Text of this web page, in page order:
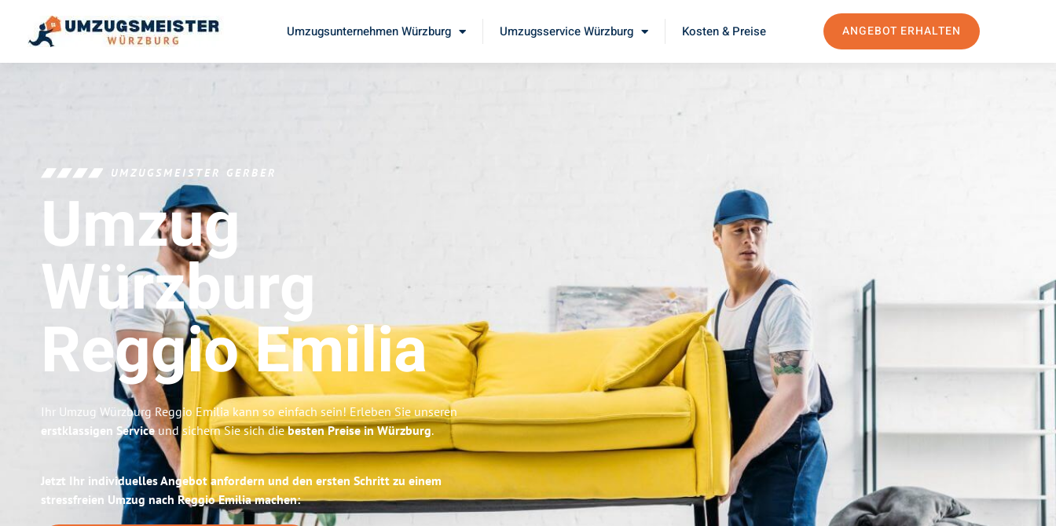
Umzugsunternehmen Würzburg Umzugsservice Würzburg Kosten & Preise ANGEBOT ERHALTEN
UMZUGSMEISTER GERBER
Umzug
Würzburg
Reggio Emilia
Ihr Umzug Würzburg Reggio Emilia kann so einfach sein! Erleben Sie unseren
erstklassigen Serviceund sichern Sie sich diebesten Preise in Würzburg.
Jetzt Ihr individuelles Angebot anfordern und den ersten Schritt zu einem
stressfreien Umzug nach Reggio Emilia machen: